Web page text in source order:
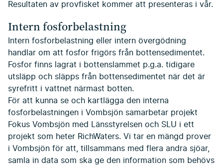
Resultaten av provfisket kommer att presenteras i vår.
Intern fosforbelastning
Intern fosforbelastning eller intern övergödning
handlar om att fosfor frigörs från bottensedimentet.
Fosfor finns lagrat i bottenslammet p.g.a. tidigare
utsläpp och släpps från bottensedimentet när det är
syrefritt i vattnet närmast botten.
För att kunna se och kartlägga den interna
fosforbelastningen i Vombsjön samarbetar projekt
Fokus Vombsjön med Länsstyrelsen och SLU i ett
projekt som heter RichWaters. Vi tar en mängd prover
i Vombsjön för att, tillsammans med flera andra sjöar,
samla in data som ska ge den information som behövs